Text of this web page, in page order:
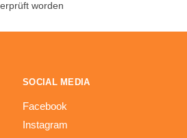
worden
SOCIAL MEDIA
Facebook
Instagram